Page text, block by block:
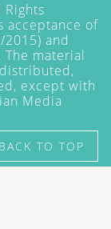
acceptance of
and
material
except with
Media
BACK TO TOP